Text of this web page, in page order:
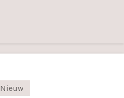
Nieuw